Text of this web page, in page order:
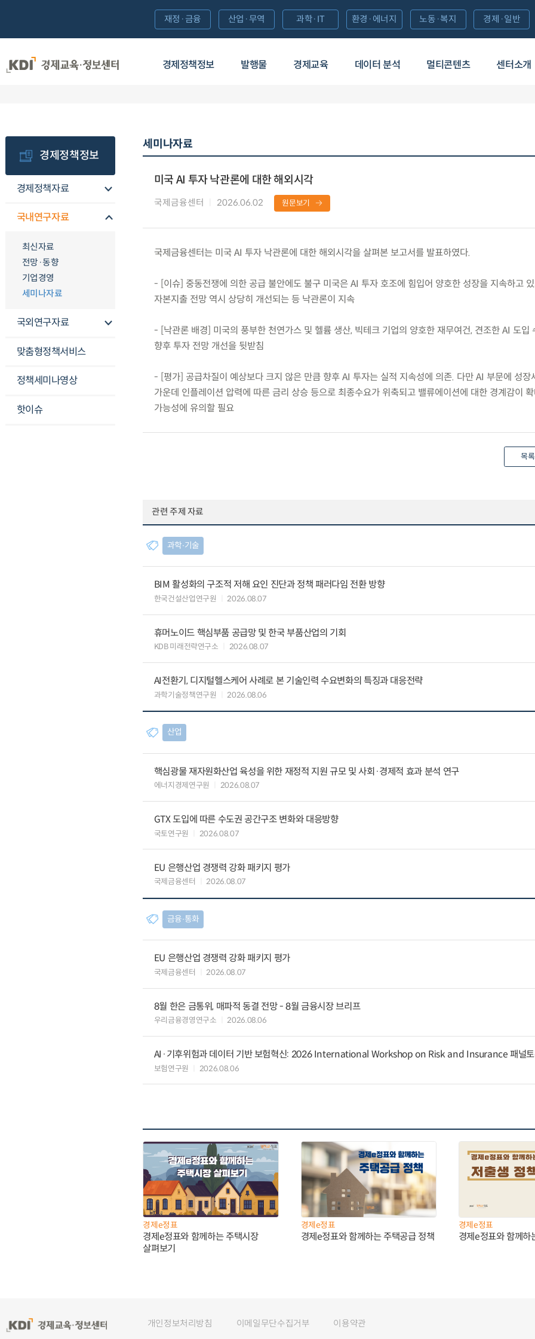
경제정책정보 발행물 경제교육 데이터 분석 멀티콘텐츠 센터소개
재정·금융 산업·무역 과학·IT 환경·에너지 노동·복지 경제·일반
경제정책정보
경제정책자료
국내연구자료
최신자료
전망·동향
기업경영
세미나자료
국외연구자료
맞춤형정책서비스
정책세미나영상
핫이슈
세미나자료
미국 AI 투자 낙관론에 대한 해외시각
국제금융센터 2026.06.02 원문보기
국제금융센터는 미국 AI 투자 낙관론에 대한 해외시각을 살펴본 보고서를 발표하였다.
- [이슈] 중동전쟁에 의한 공급 불안에도 불구 미국은 AI 투자 호조에 힘입어 양호한 성장을 지속하고
자본지출 전망 역시 상당히 개선되는 등 낙관론이 지속
- [낙관론 배경] 미국의 풍부한 천연가스 및 헬륨 생산, 빅테크 기업의 양호한 재무여건, 견조한 AI 도입
향후 투자 전망 개선을 뒷받침
- [평가] 공급차질이 예상보다 크지 않은 만큼 향후 AI 투자는 실적 지속성에 의존. 다만 AI 부문에 성장
가운데 인플레이션 압력에 따른 금리 상승 등으로 최종수요가 위축되고 밸류에이션에 대한 경계감이 확
가능성에 유의할 필요
목
관련 주제 자료
과학∙기술
BIM 활성화의 구조적 저해 요인 진단과 정책 패러다임 전환 방향
한국건설산업연구원 2026.08.07
휴머노이드 핵심부품 공급망 및 한국 부품산업의 기회
KDB 미래전략연구소 2026.08.07
AI전환기, 디지털헬스케어 사례로 본 기술인력 수요변화의 특징과 대응전략
과학기술정책연구원 2026.08.06
산업
핵심광물 재자원화산업 육성을 위한 재정적 지원 규모 및 사회·경제적 효과 분석 연구
에너지경제연구원 2026.08.07
GTX 도입에 따른 수도권 공간구조 변화와 대응방향
국토연구원 2026.08.07
EU 은행산업 경쟁력 강화 패키지 평가
국제금융센터 2026.08.07
금융∙통화
EU 은행산업 경쟁력 강화 패키지 평가
국제금융센터 2026.08.07
8월 한은 금통위, 매파적 동결 전망 - 8월 금융시장 브리프
우리금융경영연구소 2026.08.06
AI·기후위험과 데이터 기반 보험혁신: 2026 International Workshop on Risk and Insurance 패널토
보험연구원 2026.08.06
경제e정표
경제e정표와 함께하는 주택시장
살펴보기
경제e정표
경제e정표와 함께하는 주택공급 정책
경제e정표
경제e정표와 함께하
개인정보처리방침 이메일무단수집거부 이용약관